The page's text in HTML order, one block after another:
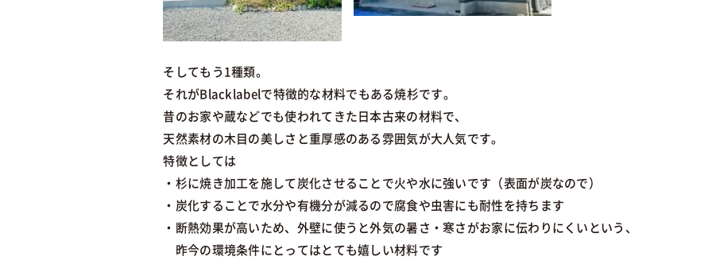
そしてもう1種類。
それがBlacklabelで特徴的な材料でもある焼杉です。
昔のお家や蔵などでも使われてきた日本古来の材料で、
天然素材の木目の美しさと重厚感のある雰囲気が大人気です。
特徴としては
・杉に焼き加工を施して炭化させることで火や水に強いです（表面が炭なので）
・炭化することで水分や有機分が減るので腐食や虫害にも耐性を持ちます
・断熱効果が高いため、外壁に使うと外気の暑さ・寒さがお家に伝わりにくいという、
昨今の環境条件にとってはとても嬉しい材料です